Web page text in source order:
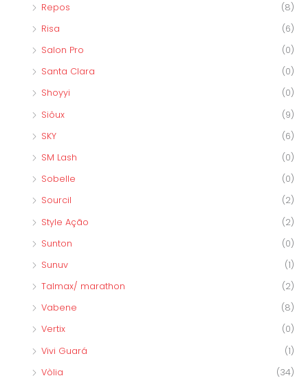
Repos
(8)
Risa
(6)
Salon Pro
(0)
Santa Clara
(0)
Shoyyi
(0)
Siôux
(9)
SKY
(6)
SM Lash
(0)
Sobelle
(0)
Sourcil
(2)
Style Ação
(2)
Sunton
(0)
Sunuv
(1)
Talmax/ marathon
(2)
Vabene
(8)
Vertix
(0)
Vivi Guará
(1)
Vòlia
(34)